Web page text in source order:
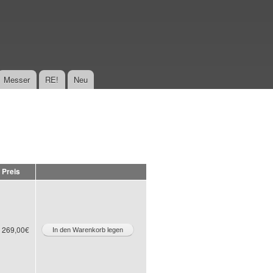
Messer RE! Neu
Preis
269,00€